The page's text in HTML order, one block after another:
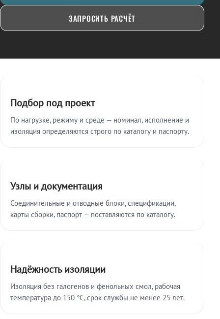
ЗАПРОСИТЬ РАСЧЁТ
Подбор под проект
По нагрузке, режиму и среде — номинал, исполнение и
изоляция определяются строго по каталогу и паспорту.
Узлы и документация
Соединительные и отводные блоки, спецификации,
карты сборки, паспорт — поставляются по каталогу.
Надёжность изоляции
Изоляция без галогенов и фенольных смол, рабочая
температура до 150 °C, срок службы не менее 25 лет.